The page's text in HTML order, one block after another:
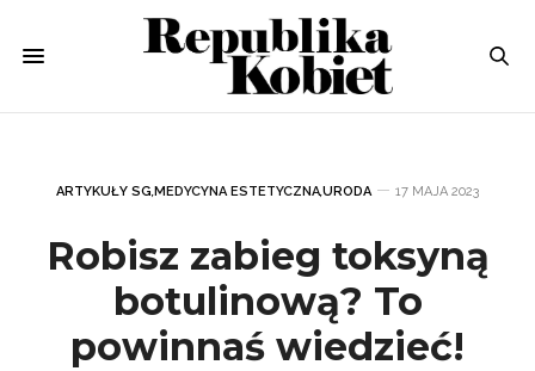
ARTYKUŁY SG,MEDYCYNA ESTETYCZNA,URODA 17 MAJA 2023
Robisz zabieg toksyną
botulinową? To
powinnaś wiedzieć!